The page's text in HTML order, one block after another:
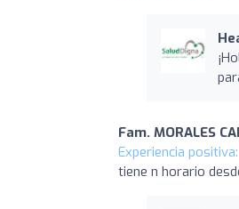
Fam. MORALES
Experiencia positiva:
tiene n horario